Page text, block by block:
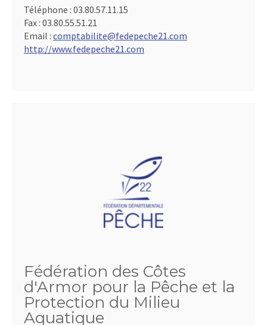
Téléphone : 03.80.57.11.15
Fax : 03.80.55.51.21
Email : comptabilite@fedepeche21.com
http://www.fedepeche21.com
Fédération des Côtes
d'Armor pour la Pêche et la
Protection du Milieu
Aquatique